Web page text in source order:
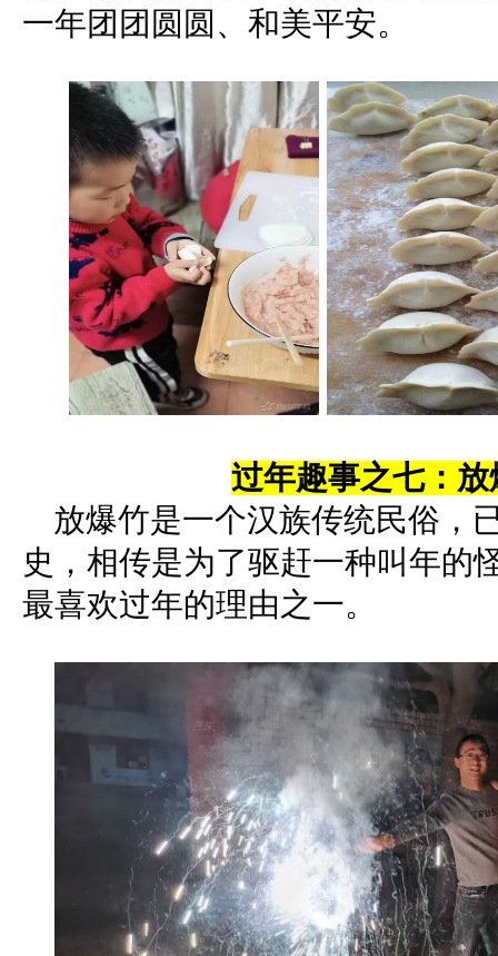
一年团团圆圆、和美平安。
过年趣事之七：放
放爆竹是一个汉族传统民俗，
史，相传是为了驱赶一种叫年的
最喜欢过年的理由之一。